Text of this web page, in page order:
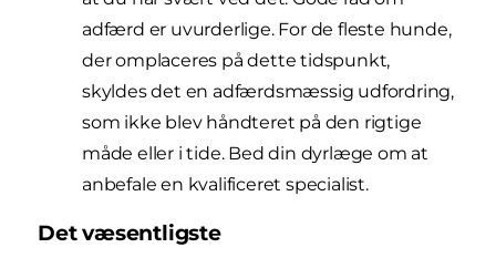
adfærd er uvurderlige. For de fleste hunde,
der omplaceres på dette tidspunkt,
skyldes det en adfærdsmæssig udfordring,
som ikke blev håndteret på den rigtige
måde eller i tide. Bed din dyrlæge om at
anbefale en kvalificeret specialist.
Det væsentligste